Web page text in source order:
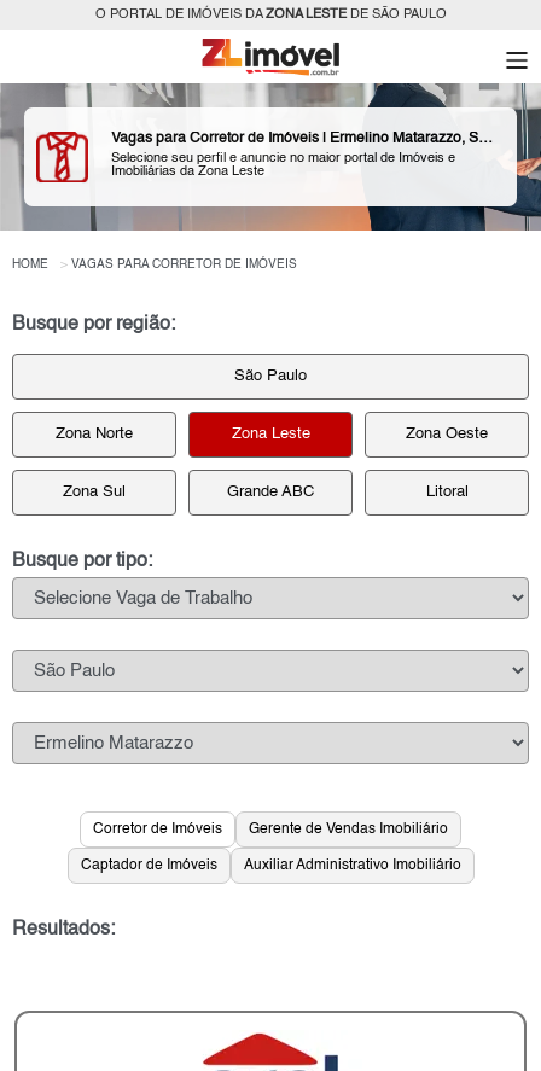
O PORTAL DE IMÓVEIS DAZONA LESTEDE SÃO PAULO
Vagas para Corretor de Imóveis | Ermelino Matarazzo, São Paulo, Zona Leste
Selecione seu perfil e anuncie no maior portal de Imóveis e
Imobiliárias da Zona Leste
HOME VAGAS PARA CORRETOR DE IMÓVEIS
Busque por região:
São Paulo
Zona Norte Zona Leste Zona Oeste
Zona Sul Grande ABC Litoral
Busque por tipo:
Corretor de Imóveis Gerente de Vendas Imobiliário
Captador de Imóveis Auxiliar Administrativo Imobiliário
Resultados: